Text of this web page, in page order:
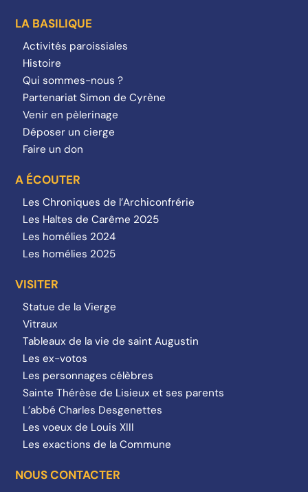
LA BASILIQUE
Activités paroissiales
Histoire
Qui sommes-nous ?
Partenariat Simon de Cyrène
Venir en pèlerinage
Déposer un cierge
Faire un don
A ÉCOUTER
Les Chroniques de l’Archiconfrérie
Les Haltes de Carême 2025
Les homélies 2024
Les homélies 2025
VISITER
Statue de la Vierge
Vitraux
Tableaux de la vie de saint Augustin
Les ex-votos
Les personnages célèbres
Sainte Thérèse de Lisieux et ses parents
L’abbé Charles Desgenettes
Les voeux de Louis XIII
Les exactions de la Commune
NOUS CONTACTER